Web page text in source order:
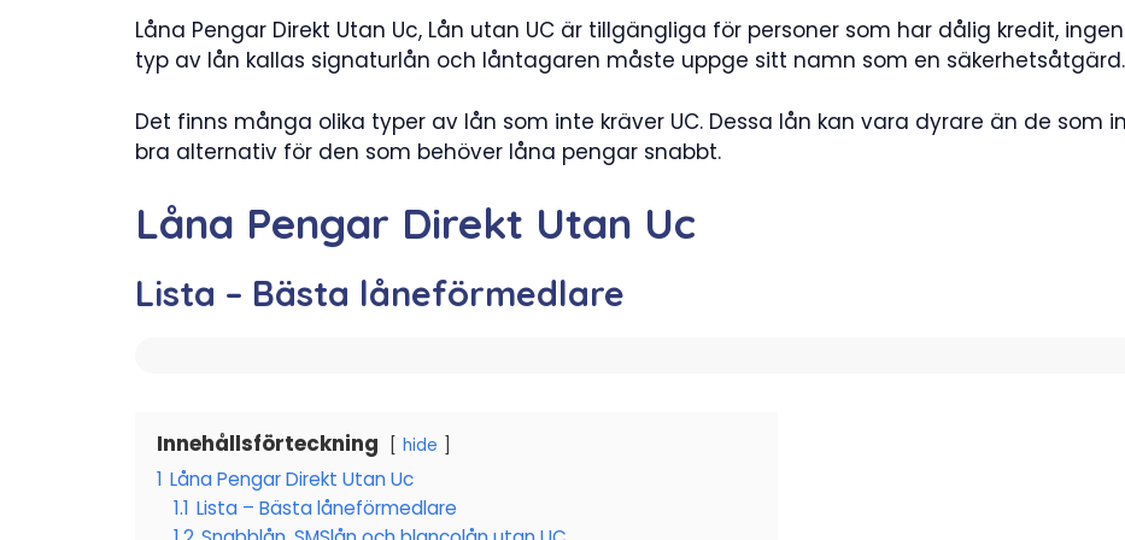
Låna Pengar Direkt Utan Uc, Lån utan UC är tillgängliga för personer som har dålig kredit,
typ av lån kallas signaturlån och låntagaren måste uppge sitt namn som en säkerhetsåtgärd.
Det finns många olika typer av lån som inte kräver UC. Dessa lån kan vara dyrare än de som
bra alternativ för den som behöver låna pengar snabbt.
Låna Pengar Direkt Utan Uc
Lista – Bästa låneförmedlare
Innehållsförteckning hide
1 Låna Pengar Direkt Utan Uc
1.1 Lista – Bästa låneförmedlare